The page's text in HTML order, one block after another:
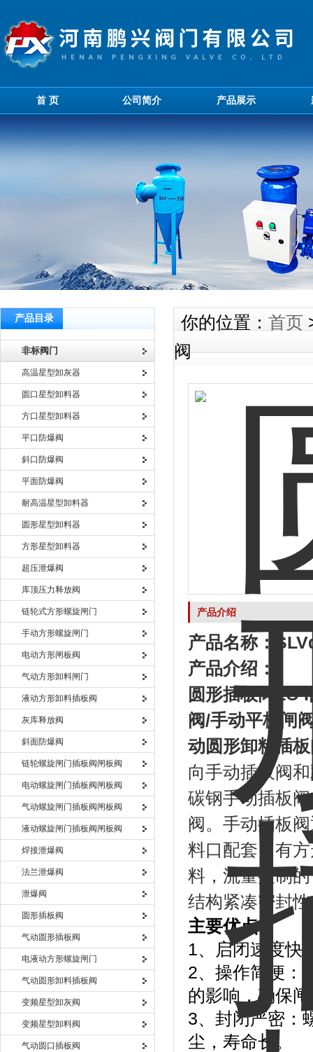
首 页 公司简介 产品展示
产品目录
非标阀门
高温星型卸灰器
圆口星型卸料器
方口星型卸料器
平口防爆阀
斜口防爆阀
平面防爆阀
耐高温星型卸料器
圆形星型卸料器
方形星型卸料器
超压泄爆阀
库顶压力释放阀
链轮式方形螺旋闸门
手动方形螺旋闸门
电动方形闸板阀
气动方形卸料闸门
液动方形卸料插板阀
灰库释放阀
斜面防爆阀
链轮螺旋闸门插板阀闸板阀
电动螺旋闸门插板阀闸板阀
气动螺旋闸门插板阀闸板阀
液动螺旋闸门插板阀闸板阀
焊接泄爆阀
法兰泄爆阀
泄爆阀
圆形插板阀
气动圆形插板阀
电液动方形螺旋闸门
气动圆形卸料插板阀
变频星型卸灰阀
变频星型卸料阀
气动圆口插板阀
你的位置： 首页
阀
产品介绍
产品名称：
产品介绍：
圆形插板阀
LC-I
阀/手动平板闸
动圆形卸料插
向手动插板阀
碳钢手动插板
阀。手动插板
料口配套，有
料，流量控制
结构紧凑密封
主要优点：
1、启闭速度快
2、操作简便：
的影响，确保
3、封闭严密：
尘，寿命长。